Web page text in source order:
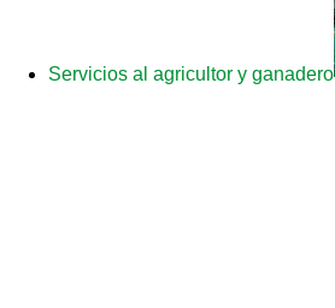
Servicios al agricultor y ganadero